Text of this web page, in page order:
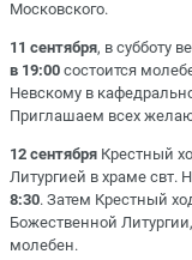
Московского.
11 сентября, в субботу
в 19:00 состоится
Невскому в
Приглашаем всех
12 сентября Крестный
Литургией в храме свт.
8:30. Затем Крестный
Божественной Литургии,
молебен.